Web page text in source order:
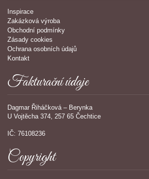
Inspirace
Zakázková výroba
Obchodní podmínky
Zásady cookies
Ochrana osobních údajů
Kontakt
Fakturační údaje
Dagmar Řiháčková – Berynka
U Vojtěcha 374, 257 65 Čechtice
IČ: 76108236
Copyright